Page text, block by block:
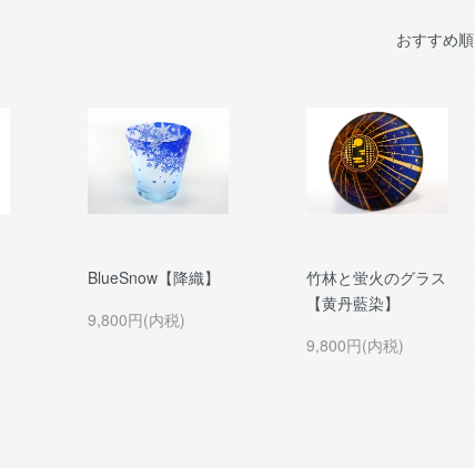
おすすめ順
BlueSnow【降織】
9,800円(内税)
竹林と蛍火のグラス
【黄丹藍染】
9,800円(内税)